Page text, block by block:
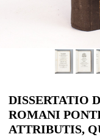
DISSERTATIO
ROMANI
ATTRIBUTIS,